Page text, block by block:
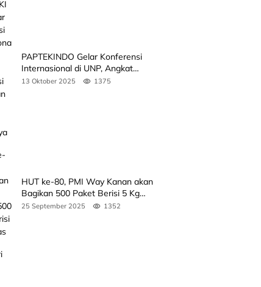
PAPTEKINDO Gelar Konferensi
Internasional di UNP, Angkat
Kolaborasi Pendidikan Vokasi,
13 Oktober 2025 1375
HUT ke-80, PMI Way Kanan akan
Bagikan 500 Paket Berisi 5 Kg
Beras
25 September 2025 1352